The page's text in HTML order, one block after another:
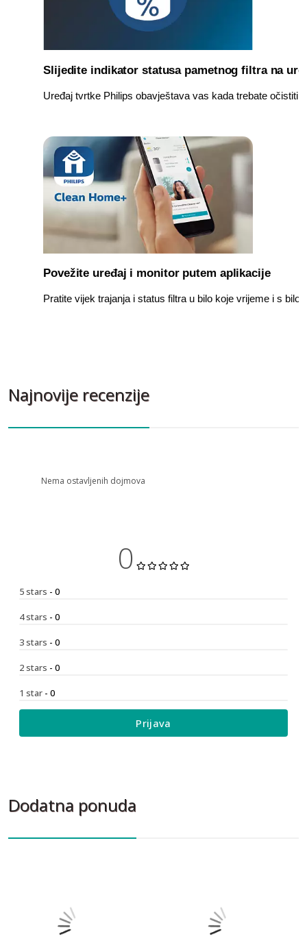
Slijedite indikator statusa pametnog filtra na
Uređaj tvrtke Philips obavještava vas kada trebate očistiti
Povežite uređaj i monitor putem aplikacije
Pratite vijek trajanja i status filtra u bilo koje vrijeme i s
Najnovije recenzije
Nema ostavljenih dojmova
0
5 stars - 0
4 stars - 0
3 stars - 0
2 stars - 0
1 star - 0
Prijava
Dodatna ponuda